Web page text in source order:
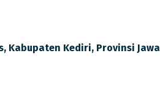
Kabupaten Kediri, Provinsi Jawa
Beban Kerja Guru